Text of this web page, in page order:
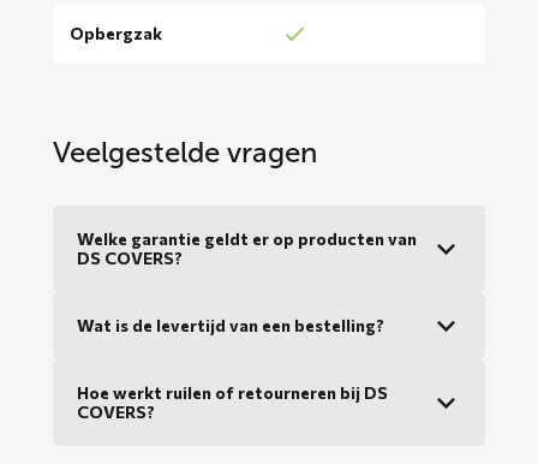
Opbergzak
Veelgestelde vragen
Welke garantie geldt er op producten van
DS COVERS?
Wat is de levertijd van een bestelling?
Hoe werkt ruilen of retourneren bij DS
COVERS?